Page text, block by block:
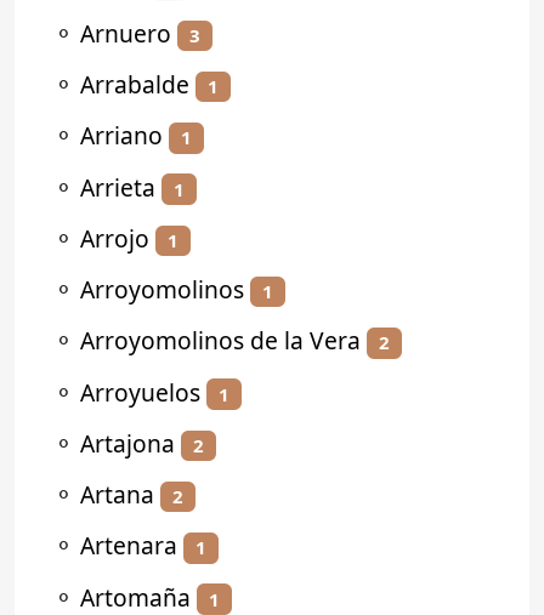
⚬ Arnuero 3
⚬ Arrabalde 1
⚬ Arriano 1
⚬ Arrieta 1
⚬ Arrojo 1
⚬ Arroyomolinos 1
⚬ Arroyomolinos de la Vera 2
⚬ Arroyuelos 1
⚬ Artajona 2
⚬ Artana 2
⚬ Artenara 1
⚬ Artomaña 1